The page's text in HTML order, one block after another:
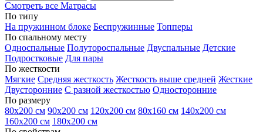
Смотреть все Матрасы
По типу
На пружинном блоке Беспружинные Топперы
По спальному месту
Односпальные Полутороспальные Двуспальные Детские
Подростковые Для пары
По жесткости
Мягкие Средняя жесткость Жесткость выше средней Жесткие
Двусторонние С разной жесткостью Односторонние
По размеру
80х200 см 90х200 см 120х200 см 80х160 см 140х200 см
160х200 см 180х200 см